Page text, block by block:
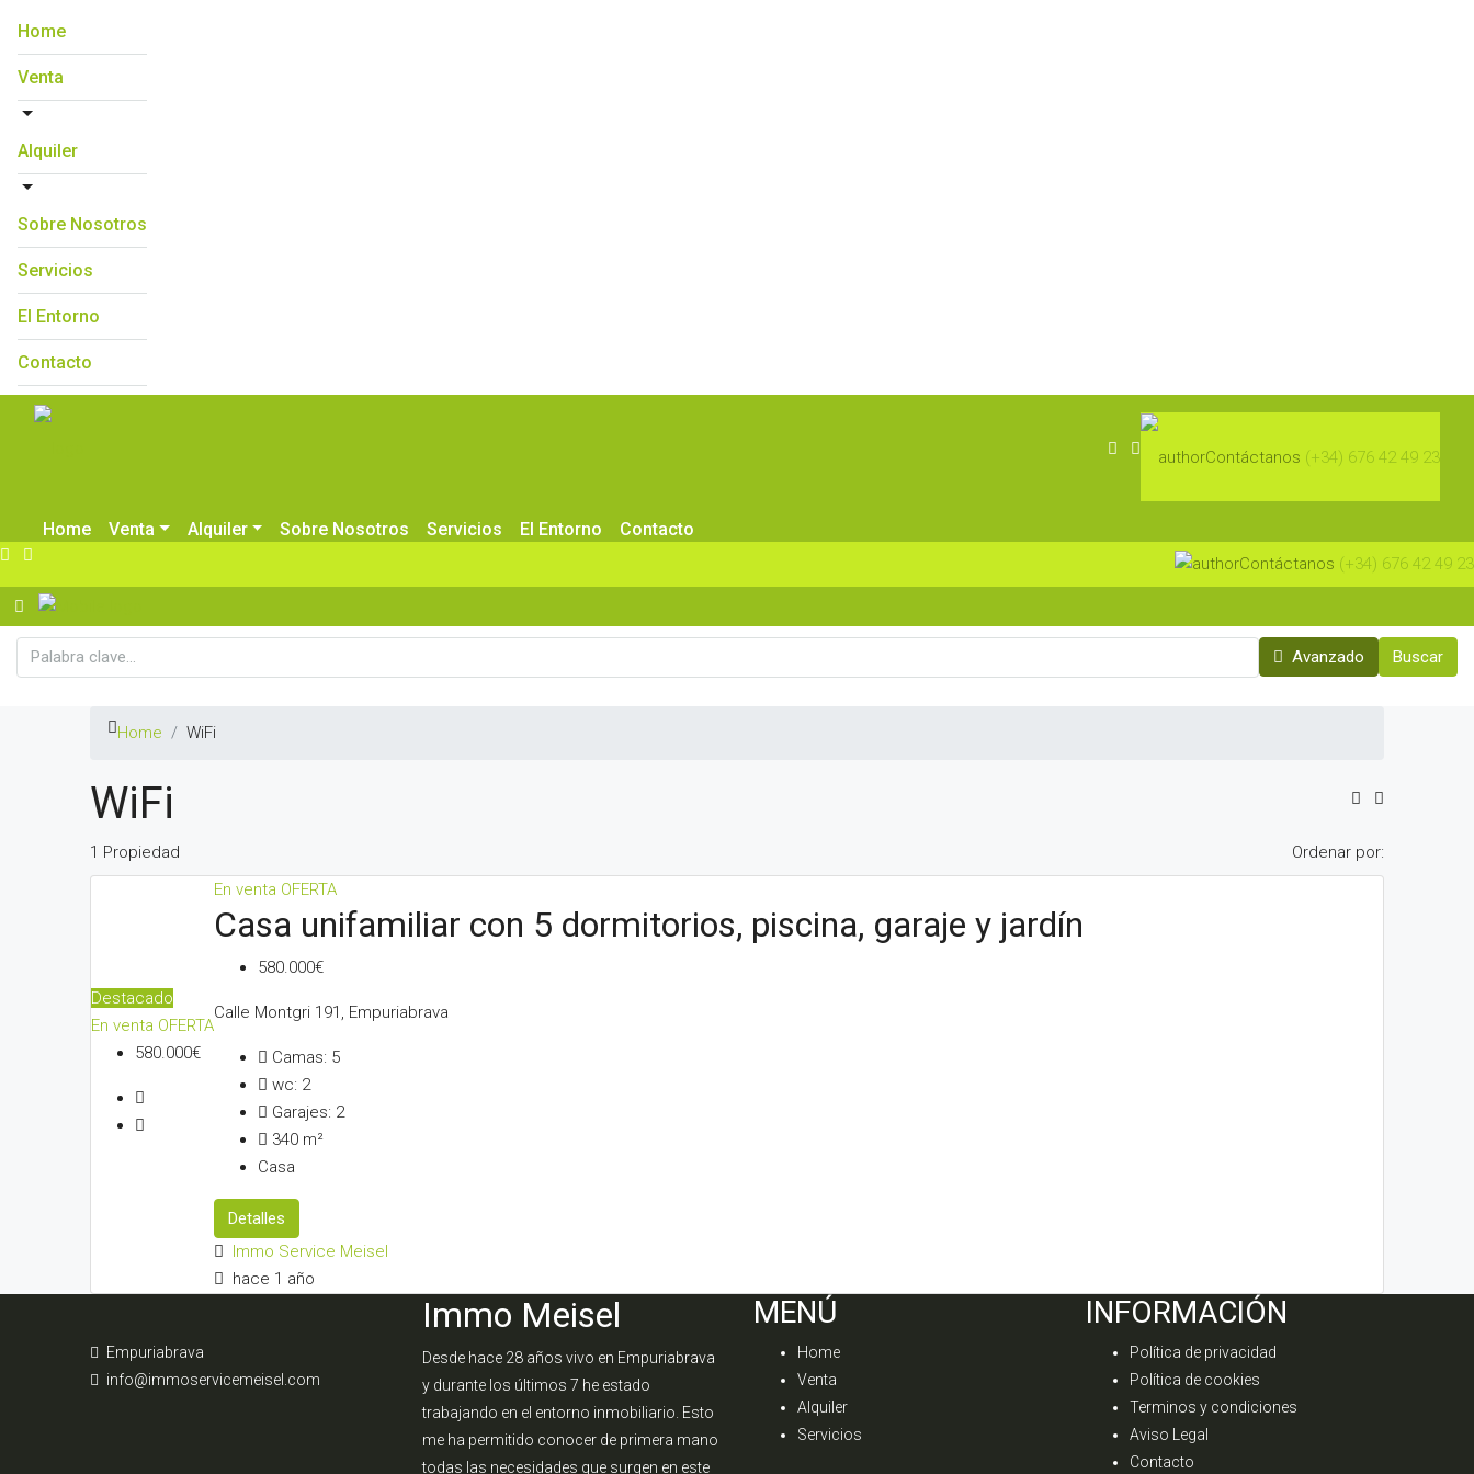
Home
Venta
Alquiler
Sobre Nosotros
Servicios
El Entorno
Contacto
Contáctanos (+34) 676 42 49 23
Home Venta Alquiler Sobre Nosotros Servicios El Entorno Contacto
Contáctanos (+34) 676 42 49 23
Avanzado Buscar
Home WiFi
WiFi
1 Propiedad Ordenar por:
Destacado
En venta OFERTA
580.000€
En venta OFERTA
Casa unifamiliar con 5 dormitorios, piscina, garaje y jardín
580.000€
Calle Montgri 191, Empuriabrava
Camas: 5
wc: 2
Garajes: 2
340 m²
Casa
Detalles
Immo Service Meisel
hace 1 año
Empuriabrava
info@immoservicemeisel.com
Immo Meisel
Desde hace 28 años vivo en Empuriabrava
y durante los últimos 7 he estado
trabajando en el entorno inmobiliario. Esto
me ha permitido conocer de primera mano
todas las necesidades que surgen en este
MENÚ
Home
Venta
Alquiler
Servicios
INFORMACIÓN
Política de privacidad
Política de cookies
Terminos y condiciones
Aviso Legal
Contacto